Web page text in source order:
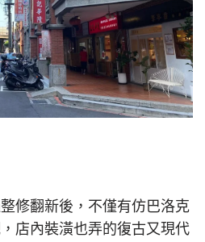
整修翻新後，不僅有仿巴洛克
店內裝潢也弄的復古又現代